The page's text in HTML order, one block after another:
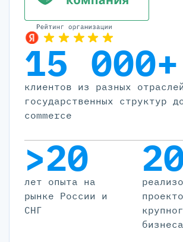
15 000+
клиентов из разных
государственных структур
commerce
>20
лет опыта на
рынке России и
СНГ